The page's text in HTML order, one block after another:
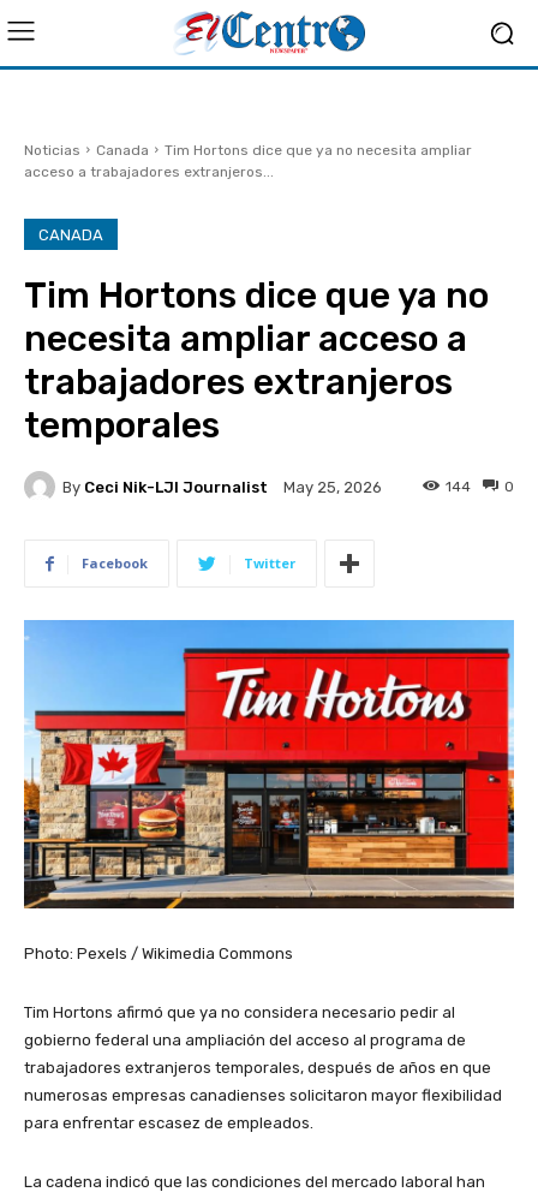
Noticias Canada
Tim Hortons dice que ya no necesita ampliar
acceso a trabajadores extranjeros...
CANADA
Tim Hortons dice que ya no
necesita ampliar acceso a
trabajadores extranjeros
temporales
By Ceci Nik-LJI Journalist May 25, 2026 0
144
Facebook Twitter
Photo: Pexels / Wikimedia Commons
Tim Hortons afirmó que ya no considera necesario pedir al
gobierno federal una ampliación del acceso al programa de
trabajadores extranjeros temporales, después de años en que
numerosas empresas canadienses solicitaron mayor flexibilidad
para enfrentar escasez de empleados.
La cadena indicó que las condiciones del mercado laboral han